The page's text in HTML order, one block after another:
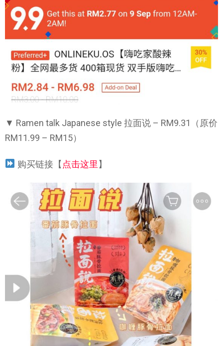
▼ Ramen talk Japanese style 拉面说 – RM9.31（原价
RM11.99 – RM15）
购买链接【点击这里】